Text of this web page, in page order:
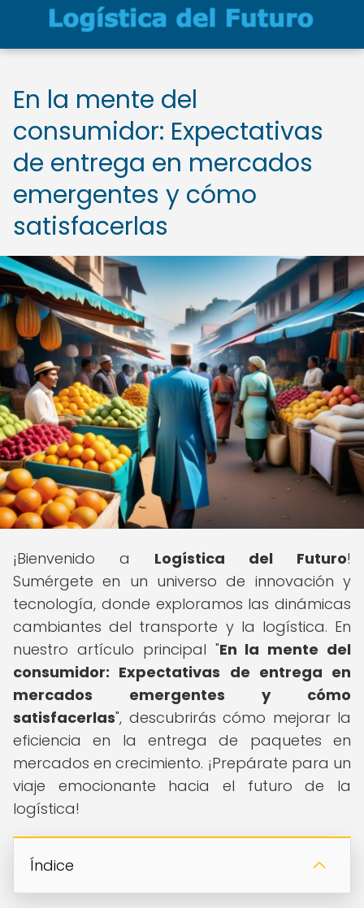
En la mente del
consumidor: Expectativas
de entrega en mercados
emergentes y cómo
satisfacerlas
¡Bienvenido a Logística del Futuro!
Sumérgete en un universo de innovación y
tecnología, donde exploramos las dinámicas
cambiantes del transporte y la logística. En
nuestro artículo principal "En la mente del
consumidor: Expectativas de entrega en
mercados emergentes y cómo
satisfacerlas", descubrirás cómo mejorar la
eficiencia en la entrega de paquetes en
mercados en crecimiento. ¡Prepárate para un
viaje emocionante hacia el futuro de la
logística!
Índice